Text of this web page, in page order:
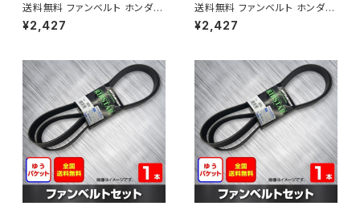
送料無料 ファンベルト ホンダ
ゼスト 型式JE1 H18.03～H24.
11 （国内トップメーカー） 1本 H
¥2,427
送料無料 ファンベルト ホンダ ラ
イフ 型式JB6 H15.09～H20.1
1 （国内トップメーカー） 1本 HA
¥2,427